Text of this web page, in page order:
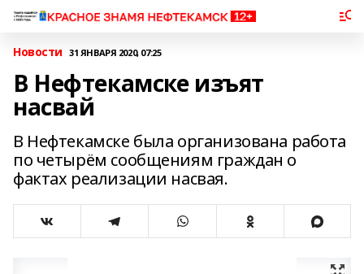
Новости 31 ЯНВАРЯ 2020, 07:25
В Нефтекамске изъят
насвай
В Нефтекамске была организована работа
по четырём сообщениям граждан о
фактах реализации насвая.